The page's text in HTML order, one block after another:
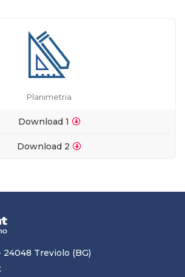
Planimetria
Download 1
Download 2
Treviolo (BG)